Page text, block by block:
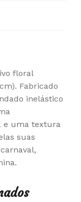
floral
Fabricado
inelástico
e uma textura
suas